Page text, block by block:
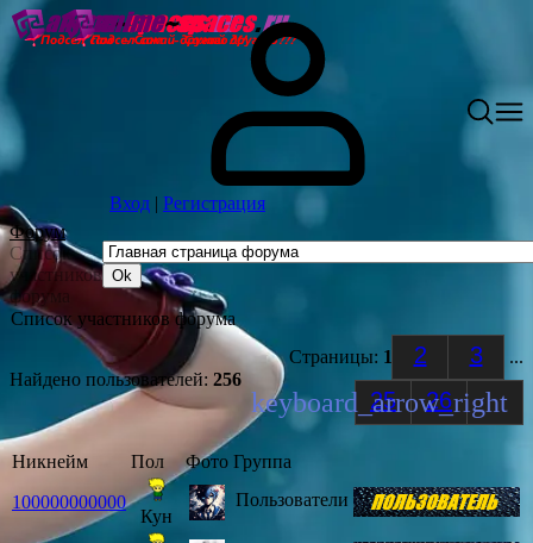
Вход | Регистрация
Форум
Список
участников
форума
Список участников форума
Найдено пользователей: 256
Страницы: 1 2 3 ...
25 26
Никнейм Пол Фото Группа
100000000000
Кун
Пользователи